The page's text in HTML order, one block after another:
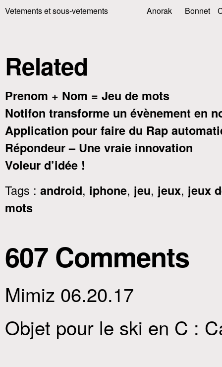
Vetements et sous-vetements
Anorak Bonnet
Related
Prenom + Nom = Jeu de mots
Notifon transforme un évènement en
Application pour faire du Rap
Répondeur – Une vraie innovation
Voleur d’idée !
Tags : android, iphone, jeu, jeux, jeux
mots
607 Comments
Mimiz 06.20.17
Objet pour le ski en C :